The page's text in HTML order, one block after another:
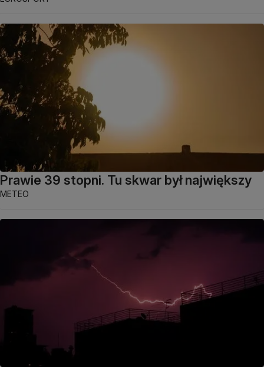
Prawie 39 stopni. Tu skwar był największy
METEO